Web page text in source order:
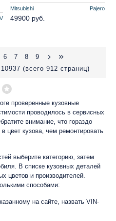
Mitsubishi Pajero
49900 руб.
6 7 8
9
(всего 912 страниц)
проверенные кузовные
проводилось в сервисных
внимание, что гораздо
цвет кузова, чем ремонтировать
выберите категорию, затем
В списке кузовных деталей
цветов и производителей.
способами:
на сайте, назвать VIN-